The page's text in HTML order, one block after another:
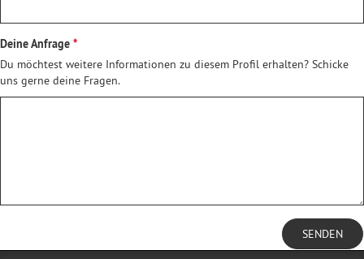
Deine Anfrage
Du möchtest weitere Informationen zu diesem Profil erhalten? Schicke
uns gerne deine Fragen.
SENDEN